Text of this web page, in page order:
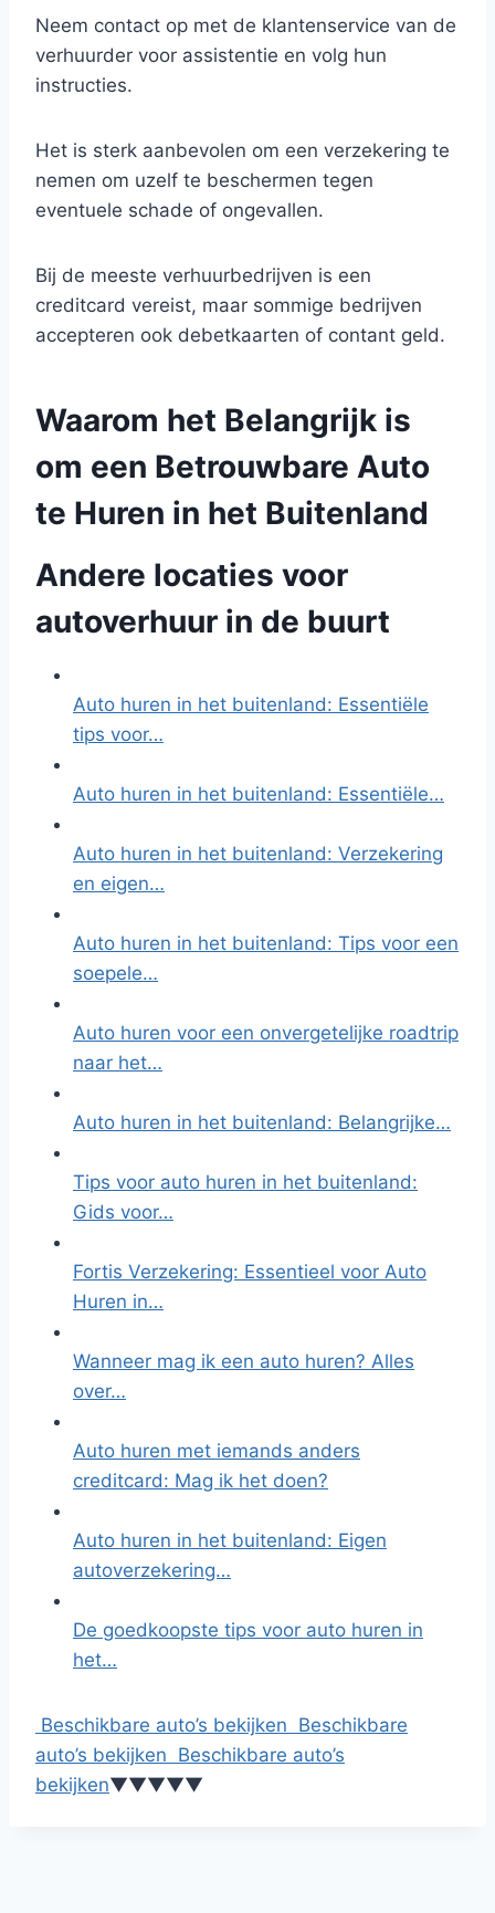
Neem contact op met de klantenservice van de
verhuurder voor assistentie en volg hun
instructies.
Het is sterk aanbevolen om een verzekering te
nemen om uzelf te beschermen tegen
eventuele schade of ongevallen.
Bij de meeste verhuurbedrijven is een
creditcard vereist, maar sommige bedrijven
accepteren ook debetkaarten of contant geld.
Waarom het Belangrijk is
om een Betrouwbare Auto
te Huren in het Buitenland
Andere locaties voor
autoverhuur in de buurt
Auto huren in het buitenland: Essentiële
tips voor…
Auto huren in het buitenland: Essentiële…
Auto huren in het buitenland: Verzekering
en eigen…
Auto huren in het buitenland: Tips voor een
soepele…
Auto huren voor een onvergetelijke roadtrip
naar het…
Auto huren in het buitenland: Belangrijke…
Tips voor auto huren in het buitenland:
Gids voor…
Fortis Verzekering: Essentieel voor Auto
Huren in…
Wanneer mag ik een auto huren? Alles
over…
Auto huren met iemands anders
creditcard: Mag ik het doen?
Auto huren in het buitenland: Eigen
autoverzekering…
De goedkoopste tips voor auto huren in
het…
Beschikbare auto’s bekijken Beschikbare
auto’s bekijken Beschikbare auto’s
bekijken▼▼▼▼▼